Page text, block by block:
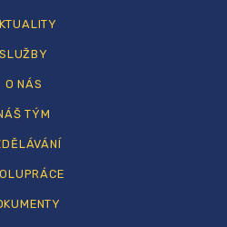
SLUŽBY
O NÁS
TÝM